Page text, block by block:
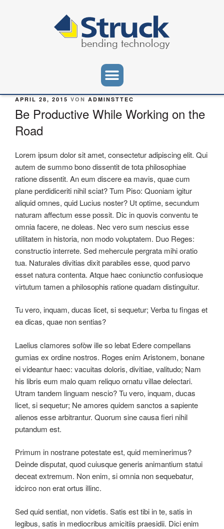
APRIL 28, 2015 VON ADMINSTTEC
Be Productive While Working on the
Road
Lorem ipsum dolor sit amet, consectetur adipiscing elit. Qui
autem de summo bono dissentit de tota philosophiae
ratione dissentit. An eum discere ea mavis, quae cum
plane perdidiceriti nihil sciat? Tum Piso: Quoniam igitur
aliquid omnes, quid Lucius noster? Ut optime, secundum
naturam affectum esse possit. Dic in quovis conventu te
omnia facere, ne doleas. Nec vero sum nescius esse
utilitatem in historia, non modo voluptatem. Duo Reges:
constructio interrete. Sed mehercule pergrata mihi oratio
tua. Naturales divitias dixit parabiles esse, quod parvo
esset natura contenta. Atque haec coniunctio confusioque
virtutum tamen a philosophis ratione quadam distinguitur.
Tu vero, inquam, ducas licet, si sequetur; Verba tu fingas et
ea dicas, quae non sentias?
Laelius clamores sofòw ille so lebat Edere compellans
gumias ex ordine nostros. Roges enim Aristonem, bonane
ei videantur haec: vacuitas doloris, divitiae, valitudo; Nam
his libris eum malo quam reliquo ornatu villae delectari.
Utram tandem linguam nescio? Tu vero, inquam, ducas
licet, si sequetur; Ne amores quidem sanctos a sapiente
alienos esse arbitrantur. Quorum sine causa fieri nihil
putandum est.
Primum in nostrane potestate est, quid meminerimus?
Deinde disputat, quod cuiusque generis animantium statui
deceat extremum. Non enim, si omnia non sequebatur,
idcirco non erat ortus illinc.
Sed quid sentiat, non videtis. Satis est tibi in te, satis in
legibus, satis in mediocribus amicitiis praesidii. Dici enim